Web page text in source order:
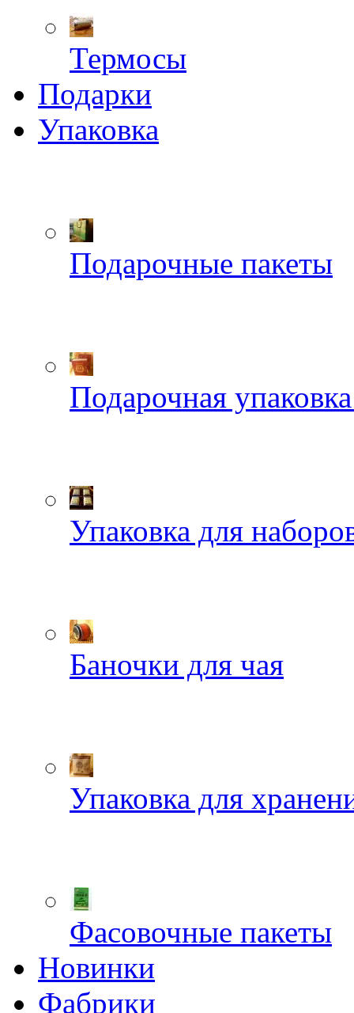
Термосы
Подарки
Упаковка
Подарочные пакеты
Подарочная
Упаковка для
Баночки для чая
Упаковка для
Фасовочные пакеты
Новинки
Фабрики